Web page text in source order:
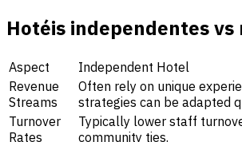
Hotéis independentes
Aspect Independent Hotel
Revenue
Streams
Often rely on unique
strategies can be adapted
Turnover
Rates
Typically lower staff
community ties.